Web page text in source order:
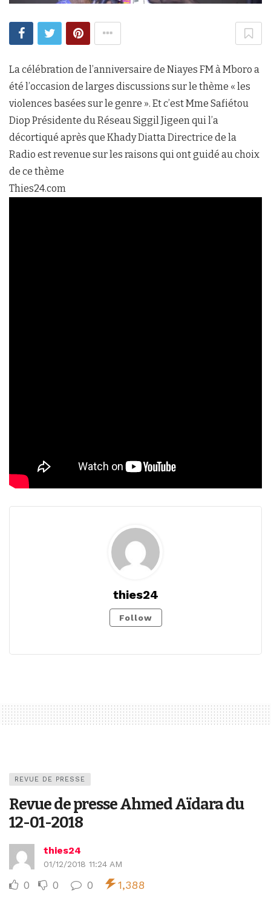
La célébration de l’anniversaire de Niayes FM à Mboro a
été l’occasion de larges discussions sur le thème « les
violences basées sur le genre ». Et c’est Mme Safiétou
Diop Présidente du Réseau Siggil Jigeen qui l’a
décortiqué après que Khady Diatta Directrice de la
Radio est revenue sur les raisons qui ont guidé au choix
de ce thème
Thies24.com
thies24
Follow
REVUE DE PRESSE
Revue de presse Ahmed Aïdara du
12-01-2018
thies24
01/12/2018 11:24 AM
0 0 0 1,388